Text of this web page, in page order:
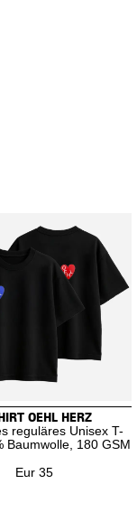
OEHL HERZ
reguläres Unisex T-
Baumwolle, 180 GSM
Eur 35